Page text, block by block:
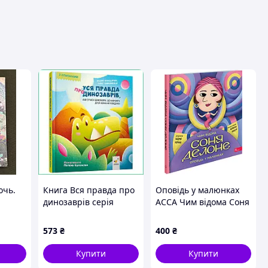
Книга Вся правда про
динозаврів серія
про корисні звички
тверда обкладинка
573 ₴
Купити
Оповідь у малюнках
АССА Чим відома Соня
Корнєв
400 ₴
Купити